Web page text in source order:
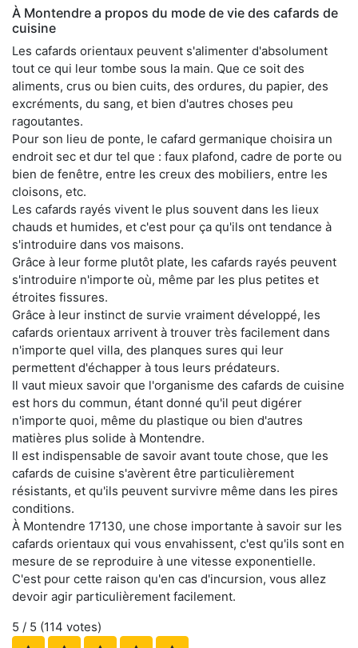
À Montendre a propos du mode de vie des cafards de
cuisine
Les cafards orientaux peuvent s'alimenter d'absolument
tout ce qui leur tombe sous la main. Que ce soit des
aliments, crus ou bien cuits, des ordures, du papier, des
excréments, du sang, et bien d'autres choses peu
ragoutantes.
Pour son lieu de ponte, le cafard germanique choisira un
endroit sec et dur tel que : faux plafond, cadre de porte ou
bien de fenêtre, entre les creux des mobiliers, entre les
cloisons, etc.
Les cafards rayés vivent le plus souvent dans les lieux
chauds et humides, et c'est pour ça qu'ils ont tendance à
s'introduire dans vos maisons.
Grâce à leur forme plutôt plate, les cafards rayés peuvent
s'introduire n'importe où, même par les plus petites et
étroites fissures.
Grâce à leur instinct de survie vraiment développé, les
cafards orientaux arrivent à trouver très facilement dans
n'importe quel villa, des planques sures qui leur
permettent d'échapper à tous leurs prédateurs.
Il vaut mieux savoir que l'organisme des cafards de cuisine
est hors du commun, étant donné qu'il peut digérer
n'importe quoi, même du plastique ou bien d'autres
matières plus solide à Montendre.
Il est indispensable de savoir avant toute chose, que les
cafards de cuisine s'avèrent être particulièrement
résistants, et qu'ils peuvent survivre même dans les pires
conditions.
À Montendre 17130, une chose importante à savoir sur les
cafards orientaux qui vous envahissent, c'est qu'ils sont en
mesure de se reproduire à une vitesse exponentielle.
C'est pour cette raison qu'en cas d'incursion, vous allez
devoir agir particulièrement facilement.
5 / 5 (114 votes)